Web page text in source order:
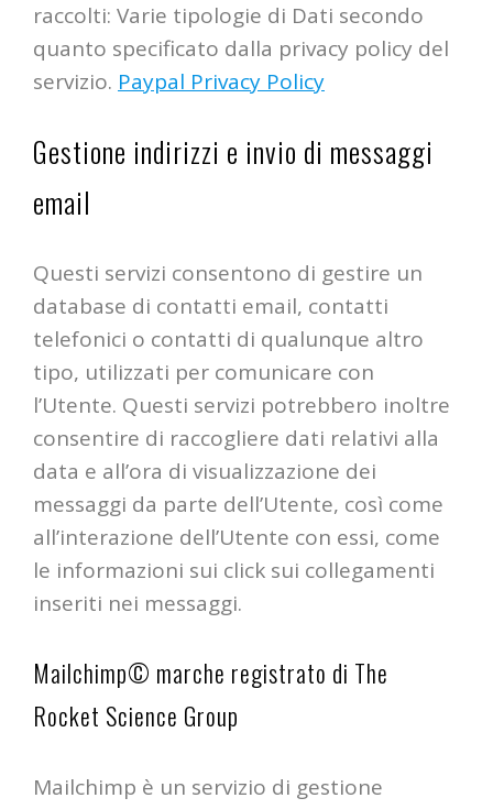
raccolti: Varie tipologie di Dati secondo
quanto specificato dalla privacy policy del
servizio. Paypal Privacy Policy
Gestione indirizzi e invio di messaggi
email
Questi servizi consentono di gestire un
database di contatti email, contatti
telefonici o contatti di qualunque altro
tipo, utilizzati per comunicare con
l’Utente. Questi servizi potrebbero inoltre
consentire di raccogliere dati relativi alla
data e all’ora di visualizzazione dei
messaggi da parte dell’Utente, così come
all’interazione dell’Utente con essi, come
le informazioni sui click sui collegamenti
inseriti nei messaggi.
Mailchimp© marche registrato di The
Rocket Science Group
Mailchimp è un servizio di gestione